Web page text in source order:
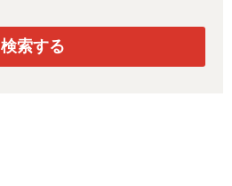
検索する